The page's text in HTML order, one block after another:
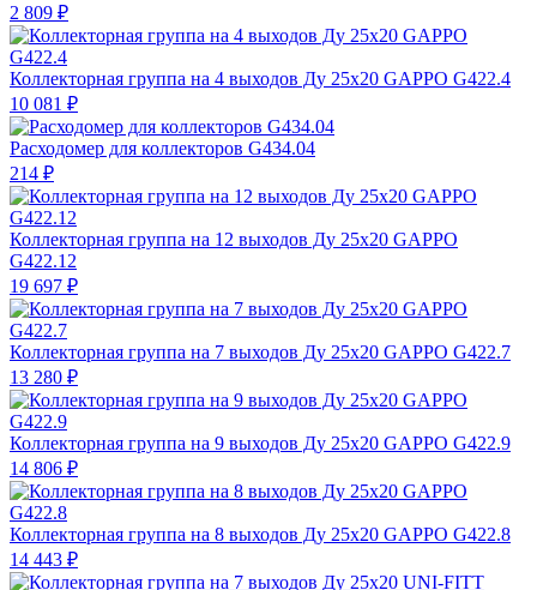
2 809 ₽
Коллекторная группа на 4 выходов Ду 25х20 GAPPO G422.4
10 081 ₽
Расходомер для коллекторов G434.04
214 ₽
Коллекторная группа на 12 выходов Ду 25х20 GAPPO
G422.12
19 697 ₽
Коллекторная группа на 7 выходов Ду 25х20 GAPPO G422.7
13 280 ₽
Коллекторная группа на 9 выходов Ду 25х20 GAPPO G422.9
14 806 ₽
Коллекторная группа на 8 выходов Ду 25х20 GAPPO G422.8
14 443 ₽